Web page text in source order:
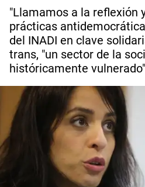
"Llamamos a la reflexión
prácticas
del INADI en clave
trans, "un sector de la
históricamente